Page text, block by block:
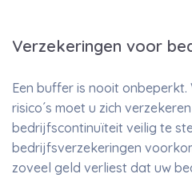
Verzekeringen voor
Een buffer is nooit
risico´s moet u zich
bedrijfscontinuïteit veilig te
bedrijfsverzekeringen
zoveel geld verliest dat uw